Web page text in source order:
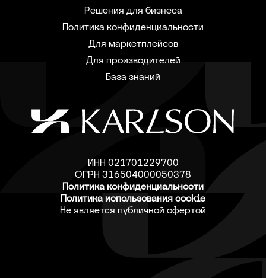
Решения для бизнеса
Политика конфиденциальности
Для маркетплейсов
Для производителей
База знаний
ИНН 021701229700
ОГРН 316504000050378
Политика конфиденциальности
Политика использования cookie
Не является публичной офертой